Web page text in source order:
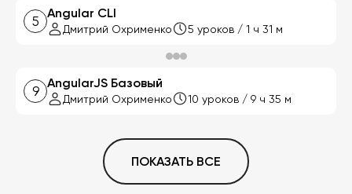
5
Angular CLI
Дмитрий Охрименко 5 уроков / 1 ч 31 м
9
AngularJS Базовый
Дмитрий Охрименко 10 уроков / 9 ч 35 м
ПОКАЗАТЬ ВСЕ